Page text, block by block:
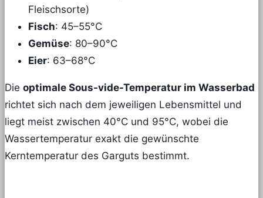
Fleischsorte)
Fisch: 45–55°C
Gemüse: 80–90°C
Eier: 63–68°C
Die optimale Sous-vide-Temperatur im Wasserbad
richtet sich nach dem jeweiligen Lebensmittel und
liegt meist zwischen 40°C und 95°C, wobei die
Wassertemperatur exakt die gewünschte
Kerntemperatur des Garguts bestimmt.